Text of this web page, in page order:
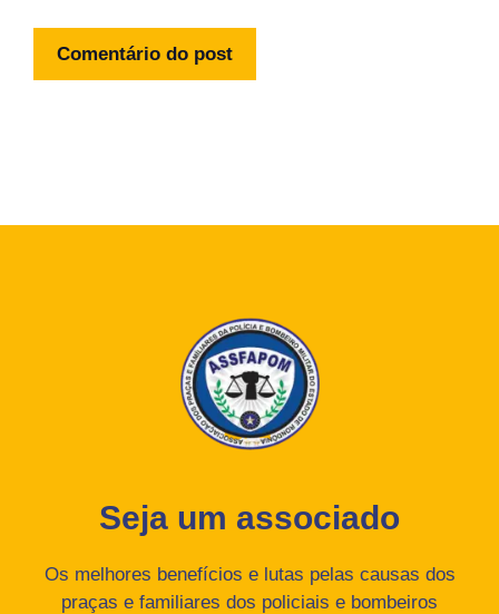
Seja um associado
Os melhores benefícios e lutas pelas causas dos
praças e familiares dos policiais e bombeiros